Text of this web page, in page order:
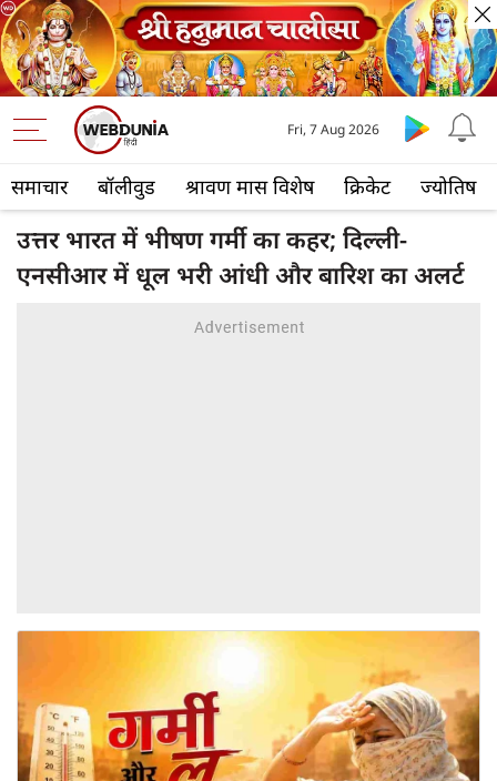
समाचार बॉलीवुड श्रावण मास विशेष क्रिकेट ज्योतिष
Fri, 7 Aug 2026
उत्तर भारत में भीषण गर्मी का कहर; दिल्ली-
एनसीआर में धूल भरी आंधी और बारिश का अलर्ट